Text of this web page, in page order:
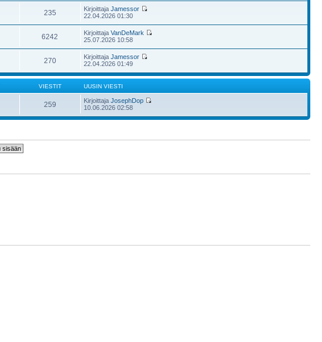
235 KirjoittajaJamessor
22.04.2026 01:30
6242 KirjoittajaVanDeMark
25.07.2026 10:58
270 KirjoittajaJamessor
22.04.2026 01:49
VIESTIT UUSIN VIESTI
259 KirjoittajaJosephDop
10.06.2026 02:58